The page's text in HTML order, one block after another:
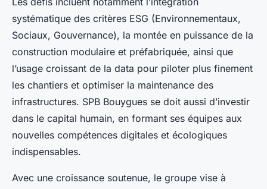
systématique des critères ESG (Environnementaux,
Sociaux, Gouvernance), la montée en puissance de la
construction modulaire et préfabriquée, ainsi que
l’usage croissant de la data pour piloter plus finement
les chantiers et optimiser la maintenance des
infrastructures. SPB Bouygues se doit aussi d’investir
dans le capital humain, en formant ses équipes aux
nouvelles compétences digitales et écologiques
indispensables.
Avec une croissance soutenue, le groupe vise à